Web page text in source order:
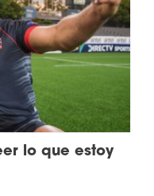
lo que estoy